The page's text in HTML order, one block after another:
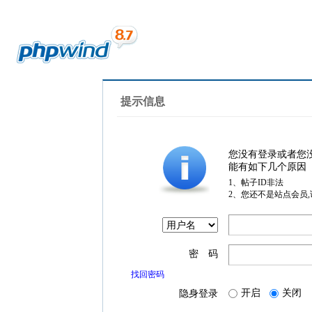
提示信息
您没有登录或者您
能有如下几个原因
1、帖子ID非法
2、您还不是站点会员
密 码
找回密码
隐身登录 开启 关闭